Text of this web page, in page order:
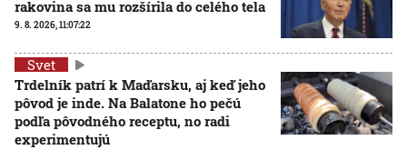
rakovina sa mu rozšírila do celého tela
9. 8. 2026, 11:07:22
Svet
Trdelník patrí k Maďarsku, aj keď jeho
pôvod je inde. Na Balatone ho pečú
podľa pôvodného receptu, no radi
experimentujú